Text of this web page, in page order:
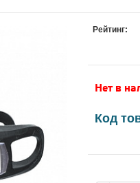
Рейтинг:
Нет в
Код